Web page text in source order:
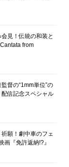
見！伝統の和装と
from
督の“1mm単位”の
信記念スペシャル
願！劇中車のフェ
画『免許返納!?』